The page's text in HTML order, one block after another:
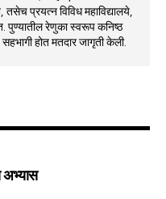
प्रयत्न विविध महाविद्यालये,
रेणुका स्वरूप कनिष्ठ
सहभागी होत मतदार जागृती केली.
अभ्यास